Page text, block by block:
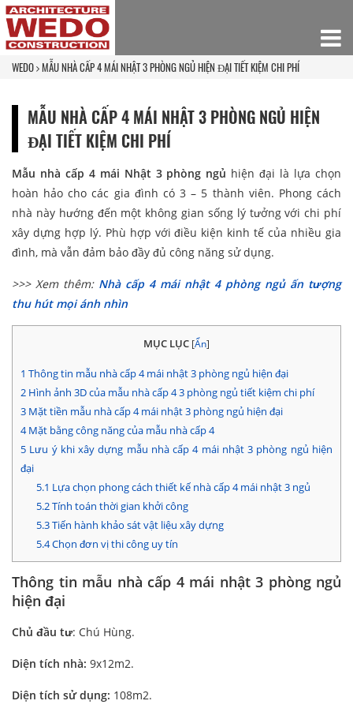
WEDO MẪU NHÀ CẤP 4 MÁI NHẬT 3 PHÒNG NGỦ HIỆN ĐẠI TIẾT KIỆM CHI PHÍ
MẪU NHÀ CẤP 4 MÁI NHẬT 3 PHÒNG NGỦ HIỆN
ĐẠI TIẾT KIỆM CHI PHÍ
Mẫu nhà cấp 4 mái Nhật 3 phòng ngủ hiện đại là lựa chọn
hoàn hảo cho các gia đình có 3 – 5 thành viên. Phong cách
nhà này hướng đến một không gian sống lý tưởng với chi phí
xây dựng hợp lý. Phù hợp với điều kiện kinh tế của nhiều gia
đình, mà vẫn đảm bảo đầy đủ công năng sử dụng.
>>> Xem thêm: Nhà cấp 4 mái nhật 4 phòng ngủ ấn tượng
thu hút mọi ánh nhìn
MỤC LỤC [Ẩn]
1 Thông tin mẫu nhà cấp 4 mái nhật 3 phòng ngủ hiện đại
2 Hình ảnh 3D của mẫu nhà cấp 4 3 phòng ngủ tiết kiệm chi phí
3 Mặt tiền mẫu nhà cấp 4 mái nhật 3 phòng ngủ hiện đại
4Mặt bằng công năng của mẫu nhà cấp 4
5 Lưu ý khi xây dựng mẫu nhà cấp 4 mái nhật 3 phòng ngủ hiện
đại
5.1 Lựa chọn phong cách thiết kế nhà cấp 4 mái nhật 3 ngủ
5.2Tính toán thời gian khởi công
5.3Tiến hành khảo sát vật liệu xây dựng
5.4Chọn đơn vị thi công uy tín
Thông tin mẫu nhà cấp 4 mái nhật 3 phòng ngủ
hiện đại
Chủ đầu tư: Chú Hùng.
Diện tích nhà: 9x12m2.
Diện tích sử dụng: 108m2.